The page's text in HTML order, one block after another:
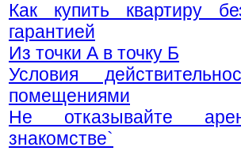
Как купить квартиру
гарантией
Из точки А в точку Б
Условия
помещениями
Не отказывайте
знакомстве`